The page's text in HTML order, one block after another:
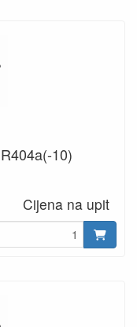
10)
Cijena na upit